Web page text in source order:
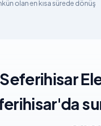
olan en kısa sürede dönüş
Seferihisar